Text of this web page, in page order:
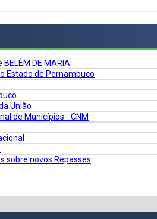
DE MARIA
Estado de Pernambuco
União
de Municípios - CNM
sobre novos Repasses